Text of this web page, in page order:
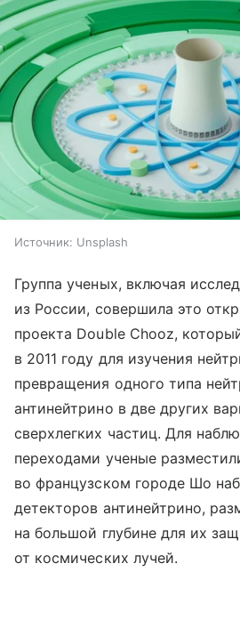
Источник: Unsplash
Группа ученых, включая
из России, совершила это
проекта Double Chooz,
в 2011 году для изучения
превращения одного типа
антинейтрино в две других
сверхлегких частиц. Для
переходами ученые
во французском городе Шо
детекторов антинейтрино,
на большой глубине для их
от космических лучей.